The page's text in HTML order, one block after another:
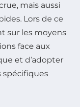
mais aussi
Lors de ce
sur les moyens
face aux
et d’adopter
spécifiques